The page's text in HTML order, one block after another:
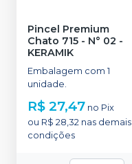
Pincel Premium
Chato 715 - N° 02 -
KERAMIK
Embalagem com 1
unidade.
R$ 27,47 no Pix
ou R$ 28,32 nas demais
condições